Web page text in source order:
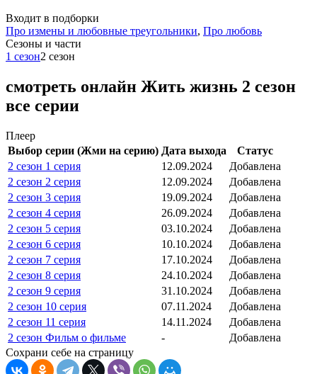
Входит в подборки
Про измены и любовные треугольники, Про любовь
Cезоны и части
1 сезон2 сезон
смотреть онлайн Жить жизнь 2 сезон
все серии
Плеер
Выбор серии (Жми на серию) Дата выхода
Статус
2 сезон 1 серия
12.09.2024
Добавлена
2 сезон 2 серия
12.09.2024
Добавлена
2 сезон 3 серия
19.09.2024
Добавлена
2 сезон 4 серия
26.09.2024
Добавлена
2 сезон 5 серия
03.10.2024
Добавлена
2 сезон 6 серия
10.10.2024
Добавлена
2 сезон 7 серия
17.10.2024
Добавлена
2 сезон 8 серия
24.10.2024
Добавлена
2 сезон 9 серия
31.10.2024
Добавлена
2 сезон 10 серия
07.11.2024
Добавлена
2 сезон 11 серия
14.11.2024
Добавлена
2 сезон Фильм о фильме
-
Добавлена
Сохрани себе на страницу